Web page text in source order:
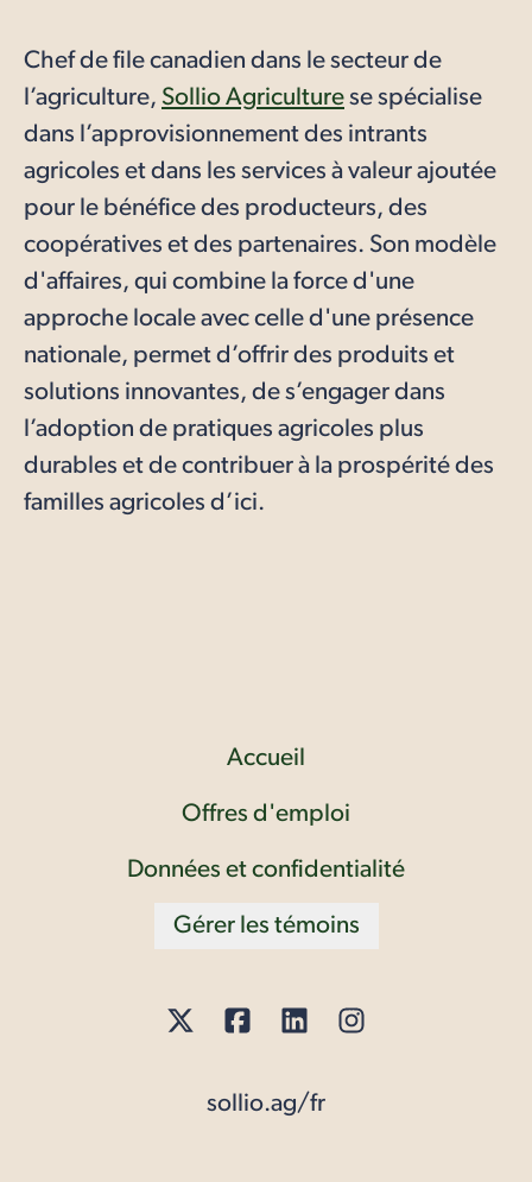
Chef de file canadien dans le secteur de
l’agriculture, Sollio Agriculturese spécialise
dans l’approvisionnement des intrants
agricoles et dans les services à valeur ajoutée
pour le bénéfice des producteurs, des
coopératives et des partenaires. Son modèle
d'affaires, qui combine la force d'une
approche locale avec celle d'une présence
nationale, permet d’offrir des produits et
solutions innovantes, de s’engager dans
l’adoption de pratiques agricoles plus
durables et de contribuer à la prospérité des
familles agricoles d’ici.
Accueil
Offres d'emploi
Données et confidentialité
Gérer les témoins
sollio.ag/fr